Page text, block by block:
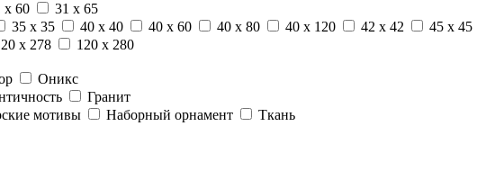
x 60
31 x 65
35 x 35 40 x 40 40 x 60 40 x 80 40 x 120 42 x 42 45 x 45
x 278
120 x 280
Оникс
Гранит
мотивы Наборный орнамент Ткань